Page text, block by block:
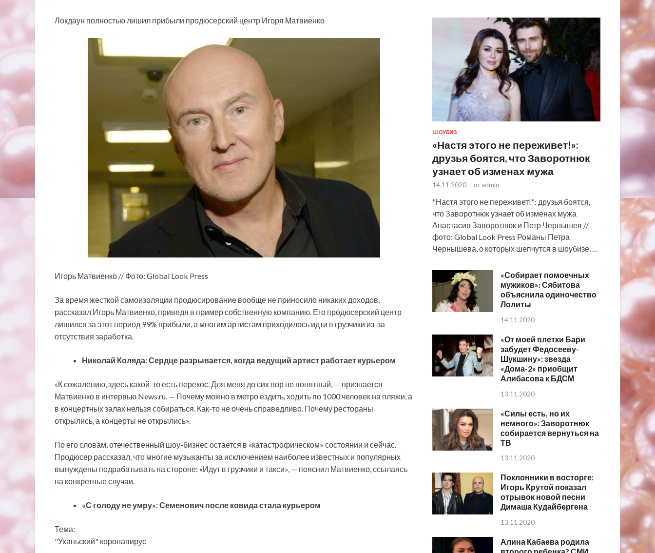
Локдаун полностью лишил прибыли продюсерский центр Игоря Матвиенко
Игорь Матвиенко // Фото: Global Look Press
За время жесткой самоизоляции продюсирование вообще не приносило никаких доходов,
рассказал Игорь Матвиенко, приведя в пример собственную компанию. Его продюсерский центр
лишился за этот период 99% прибыли, а многим артистам приходилось идти в грузчики из-за
отсутствия заработка.
Николай Коляда: Сердце разрывается, когда ведущий артист работает курьером
«К сожалению, здесь какой-то есть перекос. Для меня до сих пор не понятный, — признается
Матвиенко в интервью News.ru. — Почему можно в метро ездить, ходить по 1000 человек на пляжи, а
в концертных залах нельзя собираться. Как-то не очень справедливо. Почему рестораны
открылись, а концерты не открылись».
По его словам, отечественный шоу-бизнес остается в «катастрофическом» состоянии и сейчас.
Продюсер рассказал, что многие музыканты за исключением наиболее известных и популярных
вынуждены подрабатывать на стороне: «Идут в грузчики и такси», — пояснил Матвиенко, ссылаясь
на конкретные случаи.
«С голоду не умру»: Семенович после ковида стала курьером
Тема:
"Уханьский" коронавирус
ШОУБИЗ
«Настя этого не переживет!»:
друзья боятся, что Заворотнюк
узнает об изменах мужа
14.11.2020 - от admin
"Настя этого не переживет!": друзья боятся,
что Заворотнюк узнает об изменах мужа
Анастасия Заворотнюк и Петр Чернышев //
фото: Global Look Press Романы Петра
Чернышева, о которых шепчутся в шоубизе, …
«Собирает помоечных
мужиков»: Сябитова
объяснила одиночество
Лолиты
14.11.2020
«От моей плетки Бари
забудет Федосееву-
Шукшину»: звезда
«Дома-2» приобщит
Алибасова к БДСМ
13.11.2020
«Силы есть, но их
немного»: Заворотнюк
собирается вернуться на
ТВ
13.11.2020
Поклонники в восторге:
Игорь Крутой показал
отрывок новой песни
Димаша Кудайбергена
13.11.2020
Алина Кабаева родила